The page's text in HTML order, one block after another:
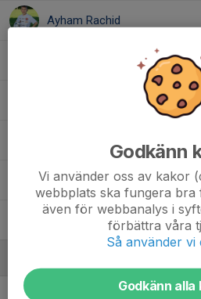
Ayham Rachid
Dante Rosén Jansson
Ribal Ayte
Yezen Obaid
Godkänn
Vi använder oss av kakor
webbplats ska fungera bra
även för webbanalys i
förbättra våra
Så använder vi
Godkänn alla